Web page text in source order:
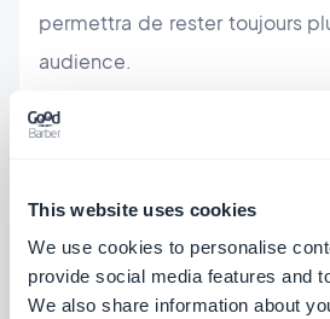
This website uses cookies
We use cookies to personalise
provide social media features and
We also share information about
permettra de rester toujours
audience.
nécessaires?